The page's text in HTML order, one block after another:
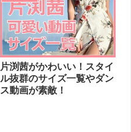
片渕茜がかわいい！スタイ
ル抜群のサイズ一覧やダン
ス動画が素敵！